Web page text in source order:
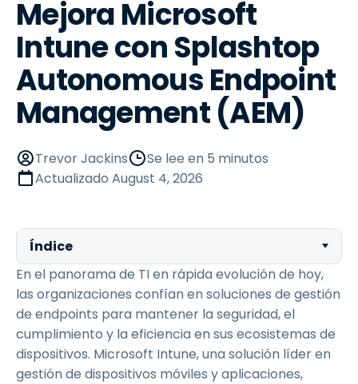
Mejora Microsoft
Intune con Splashtop
Autonomous Endpoint
Management (AEM)
Trevor Jackins
Se lee en 5 minutos
Actualizado August 4, 2026
Índice
En el panorama de TI en rápida evolución de hoy,
las organizaciones confían en soluciones de gestión
de endpoints para mantener la seguridad, el
cumplimiento y la eficiencia en sus ecosistemas de
dispositivos. Microsoft Intune, una solución líder en
gestión de dispositivos móviles y aplicaciones,